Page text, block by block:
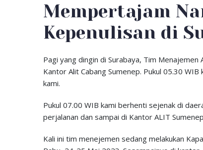
Mempertajam
Kepenulisan di
Pagi yang dingin di Surabaya, Tim
Kantor Alit Cabang Sumenep. Pukul 05.30
kami.
Pukul 07.00 WIB kami berhenti sejenak di
perjalanan dan sampai di Kantor ALIT
Kali ini tim menejemen sedang melakukan